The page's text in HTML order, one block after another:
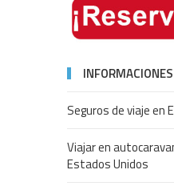
Seguros de viaje en
Viajar en
Estados Unidos